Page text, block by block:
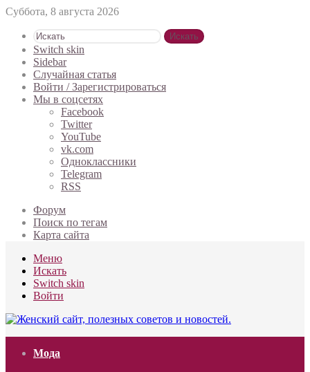
Суббота, 8 августа 2026
Искать
Switch skin
Sidebar
Случайная статья
Войти / Зарегистрироваться
Мы в соцсетях
Facebook
Twitter
YouTube
vk.com
Одноклассники
Telegram
RSS
Форум
Поиск по тегам
Карта сайта
Меню
Искать
Switch skin
Войти
Мода